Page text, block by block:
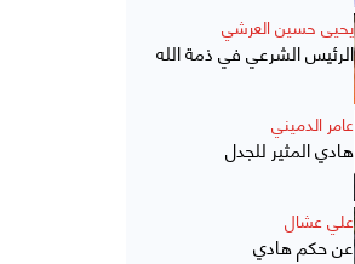
يحيى حسين العرشي
الرئيس الشرعي في ذمة الله
عامر الدميني
هادي المثير للجدل
علي عشال
عن حكم هادي